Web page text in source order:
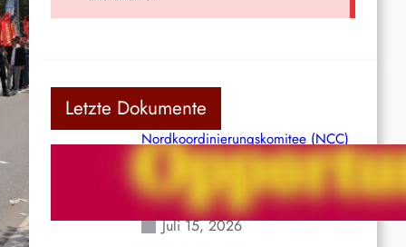
Letzte Dokumente
Nordkoordinierungskomitee (NCC)
der Kommunistischen Partei Indiens
(Maoistisch): Postmoderner
Opportunismus
Juli 15, 2026